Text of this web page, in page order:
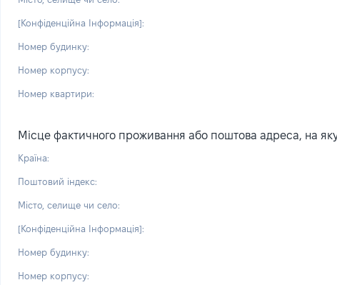
[Конфіденційна Інформація]:
Номер будинку:
Номер корпусу:
Номер квартири:
Місце фактичного проживання або поштова адреса, на
Країна:
Поштовий індекс:
Місто, селище чи село:
[Конфіденційна Інформація]:
Номер будинку:
Номер корпусу: